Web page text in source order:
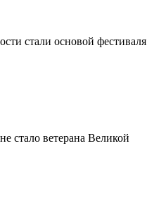
стали основой фестиваля
стало ветерана Великой